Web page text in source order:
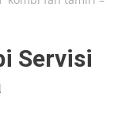
Servisi